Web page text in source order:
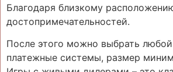
Благодаря близкому
достопримечательностей.
После этого можно выбрать
платежные системы, размер